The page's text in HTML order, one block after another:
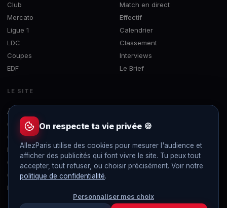
Club
Mercato
Ligue 1
LDC
Coupes
EDF
Match en direct
Effectif
Calendrier
Classement
Interviews
Le Brief
LE SITE
À propos
Concours
Contact
Mentions légales
Confidentialité
Gérer les cookies
Flux RSS
On respecte ta vie privée 🍪
AllezParis utilise des cookies pour mesurer l'audience et
afficher des publicités qui font vivre le site. Tu peux tout
accepter, tout refuser, ou choisir précisément. Voir notre
politique de confidentialité.
Personnaliser mes choix